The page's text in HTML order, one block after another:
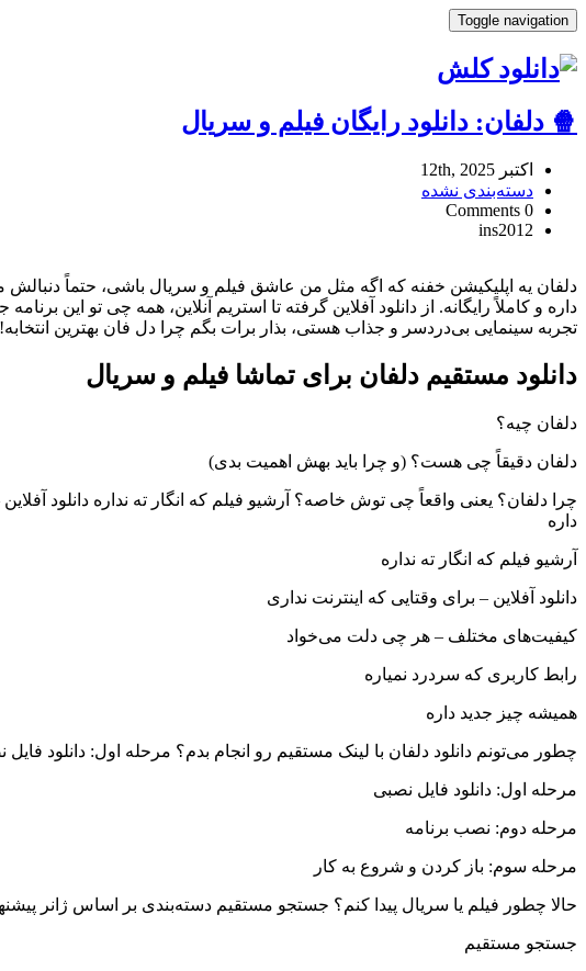
Toggle navigation
🍿 دلفان: دانلود رایگان فیلم و سریال
اکتبر 12th, 2025
دسته‌بندی نشده
0 Comments
ins2012
دلفان:
دانلود
رایگان
سریالReviewed
Ins2012
Oct
دلفان یه اپلیکیشن خفنه که اگه مثل من عاشق فیلم و سریال باشی، حتماً دنبالش
داره و کاملاً رایگانه. از دانلود آفلاین گرفته تا استریم آنلاین، همه چی تو
تجربه سینمایی بی‌دردسر و جذاب هستی، بذار برات بگم چرا دل فان بهترین انتخابه!
دانلود مستقیم دلفان برای تماشا فیلم و سریال
دلفان چیه؟
دلفان دقیقاً چی هست؟ (و چرا باید بهش اهمیت بدی)
چرا دلفان؟ یعنی واقعاً چی توش خاصه؟ آرشیو فیلم که انگار ته نداره دانلود
داره
آرشیو فیلم که انگار ته نداره
دانلود آفلاین – برای وقتایی که اینترنت نداری
کیفیت‌های مختلف – هر چی دلت می‌خواد
رابط کاربری که سردرد نمیاره
همیشه چیز جدید داره
چطور می‌تونم دانلود دلفان با لینک مستقیم رو انجام بدم؟ مرحله اول: دانلود
مرحله اول: دانلود فایل نصبی
مرحله دوم: نصب برنامه
مرحله سوم: باز کردن و شروع به کار
حالا چطور فیلم یا سریال پیدا کنم؟ جستجو مستقیم دسته‌بندی بر اساس ژانر
جستجو مستقیم